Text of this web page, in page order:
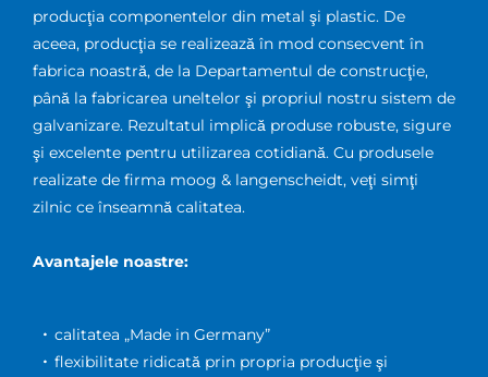
producţia componentelor din metal şi plastic. De
aceea, producţia se realizează în mod consecvent în
fabrica noastră, de la Departamentul de construcţie,
până la fabricarea uneltelor şi propriul nostru sistem de
galvanizare. Rezultatul implică produse robuste, sigure
şi excelente pentru utilizarea cotidiană. Cu produsele
realizate de firma moog & langenscheidt, veţi simţi
zilnic ce înseamnă calitatea.
Avantajele noastre:
calitatea „Made in Germany”
flexibilitate ridicată prin propria producţie şi